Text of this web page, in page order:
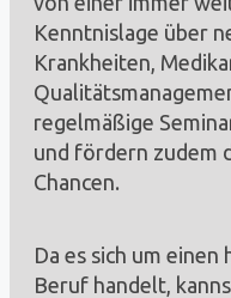
Kenntnislage über
Krankheiten,
regelmäßige
und fördern zudem
Chancen.
Da es sich um
Beruf handelt,